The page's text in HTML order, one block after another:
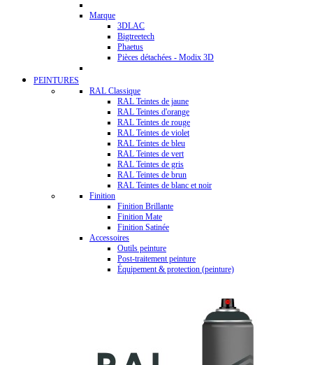
Marque
3DLAC
Bigtreetech
Phaetus
Pièces détachées - Modix 3D
PEINTURES
RAL Classique
RAL Teintes de jaune
RAL Teintes d'orange
RAL Teintes de rouge
RAL Teintes de violet
RAL Teintes de bleu
RAL Teintes de vert
RAL Teintes de gris
RAL Teintes de brun
RAL Teintes de blanc et noir
Finition
Finition Brillante
Finition Mate
Finition Satinée
Accessoires
Outils peinture
Post-traitement peinture
Équipement & protection (peinture)